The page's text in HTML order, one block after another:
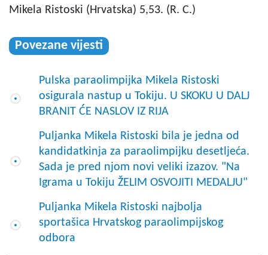
Mikela Ristoski (Hrvatska) 5,53. (R. C.)
Povezane vijesti
Pulska paraolimpijka Mikela Ristoski
osigurala nastup u Tokiju. U SKOKU U DALJ
BRANIT ĆE NASLOV IZ RIJA
Puljanka Mikela Ristoski bila je jedna od
kandidatkinja za paraolimpijku desetljeća.
Sada je pred njom novi veliki izazov. "Na
Igrama u Tokiju ŽELIM OSVOJITI MEDALJU"
Puljanka Mikela Ristoski najbolja
sportašica Hrvatskog paraolimpijskog
odbora